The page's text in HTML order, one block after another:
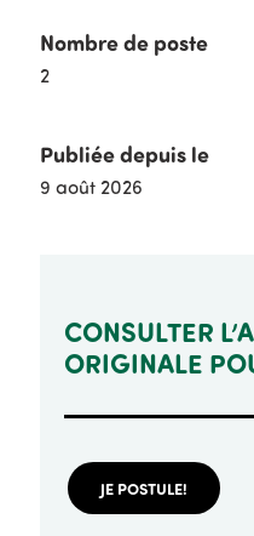
Nombre de poste
2
Publiée depuis le
9 août 2026
CONSULTER
ORIGINALE
JE POSTULE!